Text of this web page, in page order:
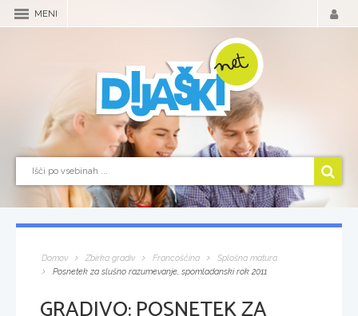
MENI
Domov Zbirka gradiv Francoščina
Splošna matura
Posnetek za slušno razumevanje, spomladanski rok 2011